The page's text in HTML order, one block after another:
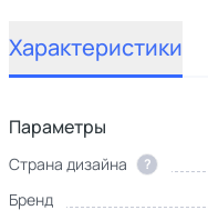
Характеристики
Параметры
Страна дизайна ?
Бренд